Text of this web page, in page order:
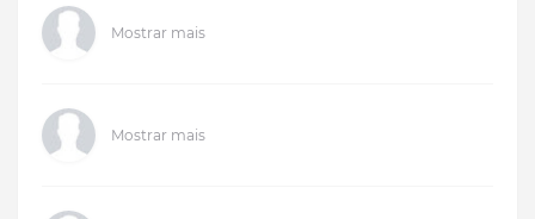
Mostrar mais
Mostrar mais